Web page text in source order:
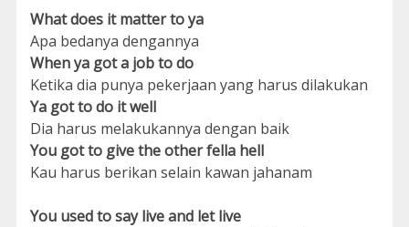
What does it matter to ya
Apa bedanya dengannya
When ya got a job to do
Ketika dia punya pekerjaan yang harus dilakukan
Ya got to do it well
Dia harus melakukannya dengan baik
You got to give the other fella hell
Kau harus berikan selain kawan jahanam
You used to say live and let live